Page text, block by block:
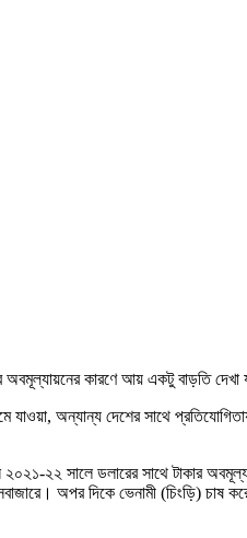
কারণে আয় একটু বাড়তি
যাওয়া, অন্যান্য দেশের সাথে
২২ সালে ডলারের সাথে টাকার
অপর দিকে ভেনামী (চিংড়ি) চাষ